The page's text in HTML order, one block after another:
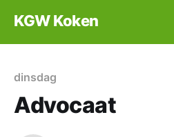
KGW Koken
dinsdag
Advocaat